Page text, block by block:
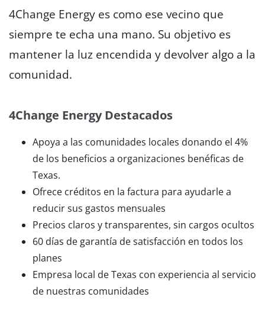
4Change Energy es como ese vecino que
siempre te echa una mano. Su objetivo es
mantener la luz encendida y devolver algo a la
comunidad.
4Change Energy Destacados
Apoya a las comunidades locales donando el 4%
de los beneficios a organizaciones benéficas de
Texas.
Ofrece créditos en la factura para ayudarle a
reducir sus gastos mensuales
Precios claros y transparentes, sin cargos ocultos
60 días de garantía de satisfacción en todos los
planes
Empresa local de Texas con experiencia al servicio
de nuestras comunidades